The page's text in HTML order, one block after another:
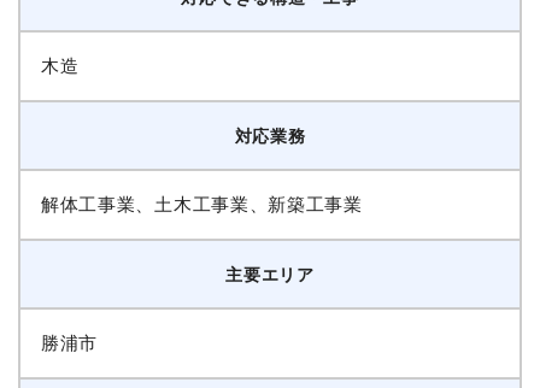
木造
対応業務
解体工事業、土木工事業、新築工事業
主要エリア
勝浦市